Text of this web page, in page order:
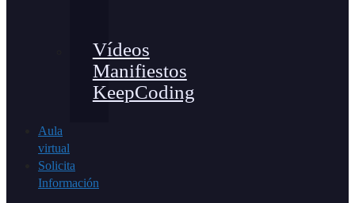
Vídeos
Manifiestos
KeepCoding
Aula
virtual
Solicita
Información